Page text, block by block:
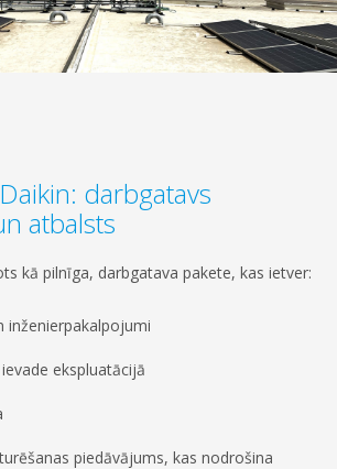
darbgatavs
atbalsts
kā pilnīga, darbgatava pakete, kas ietver:
inženierpakalpojumi
ekspluatācijā
piedāvājums, kas nodrošina